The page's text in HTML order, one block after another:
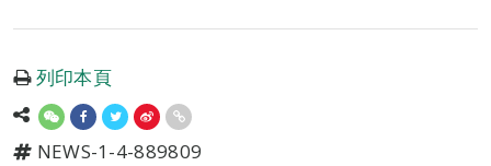
列印本頁
NEWS-1-4-889809